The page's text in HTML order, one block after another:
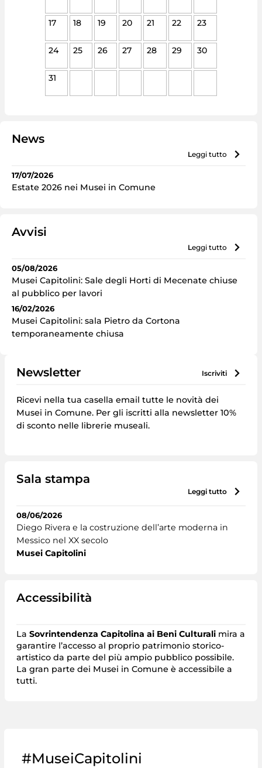
17 18 19 20 21 22 23
24 25 26 27 28 29 30
31
News
leggi tutto
17/07/2026
Estate 2026 nei Musei in Comune
Avvisi
leggi tutto
05/08/2026
Musei Capitolini: Sale degli Horti di Mecenate chiuse
al pubblico per lavori
16/02/2026
Musei Capitolini: sala Pietro da Cortona
temporaneamente chiusa
Newsletter iscriviti
Ricevi nella tua casella email tutte le novità dei
Musei in Comune. Per gli iscritti alla newsletter 10%
di sconto nelle librerie museali.
Sala stampa
leggi tutto
08/06/2026
Diego Rivera e la costruzione dell’arte moderna in
Messico nel XX secolo
Musei Capitolini
Accessibilità
La Sovrintendenza Capitolina ai Beni Culturali mira a
garantire l’accesso al proprio patrimonio storico-
artistico da parte del più ampio pubblico possibile.
La gran parte dei Musei in Comune è accessibile a
tutti.
#MuseiCapitolini